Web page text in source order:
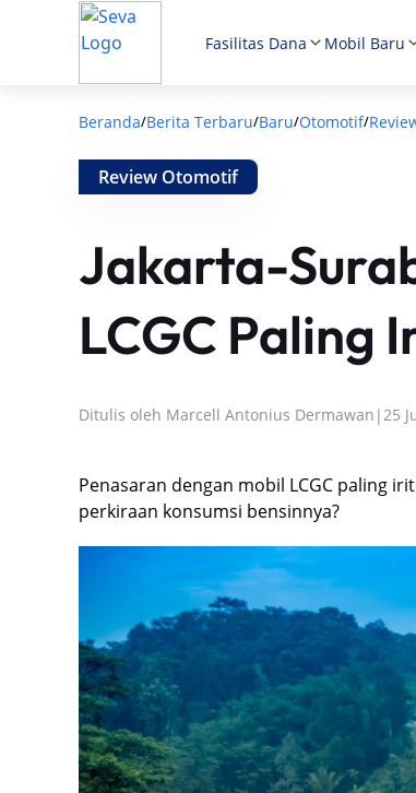
Fasilitas Dana Mobil Baru
Beranda/Berita Terbaru/Baru/Otomotif/
Review Otomotif
Jakarta-
LCGC Paling
Ditulis oleh Marcell Antonius Dermawan |25
Penasaran dengan mobil LCGC paling
perkiraan konsumsi bensinnya?